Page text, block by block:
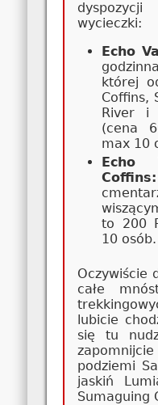
wycieczki:
Echo
której
Coffins,
River i
(cena
max 10
Echo
Coffins:
to 200
10 osób.
Oczywiście
całe
lubicie
się tu
podziemi
jaskiń
Sumaguing